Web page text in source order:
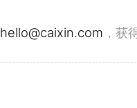
hello@caixin.com ，获